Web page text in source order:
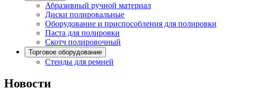
Абразивный ручной материал
Диски полировальные
Оборудование и приспособления для полировки
Паста для полировки
Скотч полировочный
Торговое оборудование
Стенды для ремней
Новости